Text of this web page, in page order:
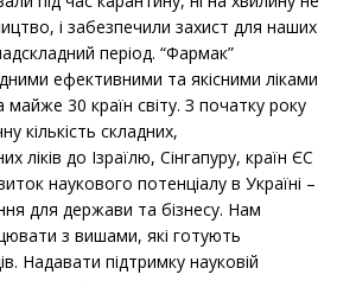
і забезпечили захист для наших
період. “Фармак”
ефективними та якісними ліками
майже 30 країн світу. З початку року
кількість складних,
ліків до Ізраїлю, Сінгапуру, країн ЄС
наукового потенціалу в Україні –
для держави та бізнесу. Нам
з вишами, які готують
Надавати підтримку науковій